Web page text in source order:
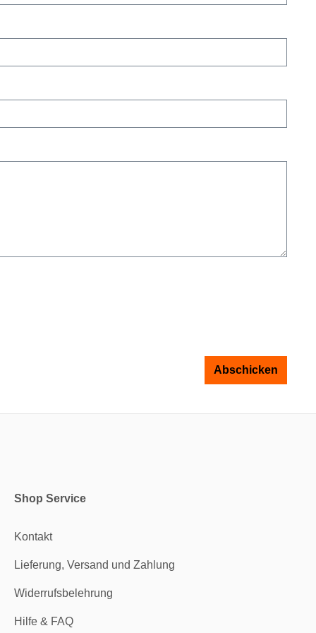
Abschicken
Shop Service
Kontakt
Lieferung, Versand und Zahlung
Widerrufsbelehrung
Hilfe & FAQ